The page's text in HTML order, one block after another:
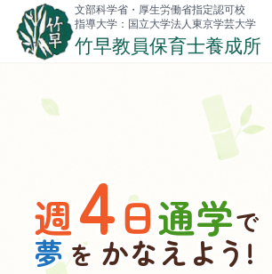
文部科学省・厚生労働省指定認可校
指導大学：国立大学法人東京学芸大学
竹早教員保育士養成所
週4日通学で
夢を かなえよう!